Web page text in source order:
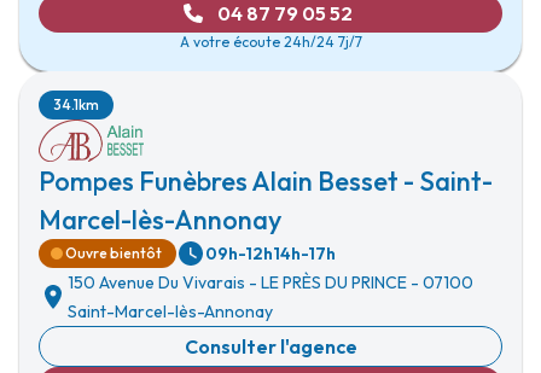
04 87 79 05 52
A votre écoute 24h/24 7j/7
Pompes Funèbres Alain Besset - Saint-
Marcel-lès-Annonay
34.1km
Ouvre bientôt 09h-12h14h-17h
150 Avenue Du Vivarais - LE PRÈS DU PRINCE - 07100
Saint-Marcel-lès-Annonay
Consulter l'agence